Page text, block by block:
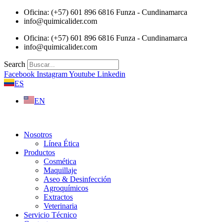
Saltar
Oficina: (+57) 601 896 6816 Funza - Cundinamarca
info@quimicalider.com
Oficina: (+57) 601 896 6816 Funza - Cundinamarca
info@quimicalider.com
Search
Facebook InstagramYoutube Linkedin
ES
EN
Nosotros
Línea Ética
Productos
Cosmética
Maquillaje
Aseo & Desinfección
Agroquímicos
Extractos
Veterinaria
Servicio Técnico